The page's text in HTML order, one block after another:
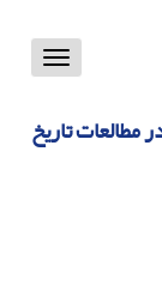
Toggle
تاریخ